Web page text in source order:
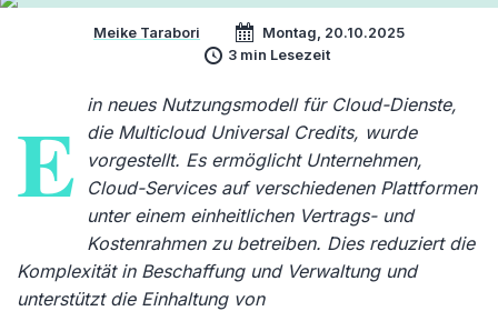
Meike Tarabori
Montag, 20.10.2025
3 min Lesezeit
E in neues Nutzungsmodell für Cloud-Dienste,
die Multicloud Universal Credits, wurde
vorgestellt. Es ermöglicht Unternehmen,
Cloud-Services auf verschiedenen Plattformen
unter einem einheitlichen Vertrags- und
Kostenrahmen zu betreiben. Dies reduziert die
Komplexität in Beschaffung und Verwaltung und
unterstützt die Einhaltung von